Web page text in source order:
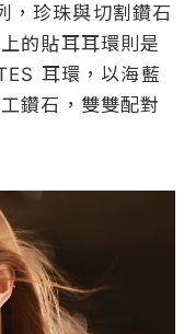
，珍珠與切割鑽石
的貼耳耳環則是
耳環，以海藍
鑽石，雙雙配對